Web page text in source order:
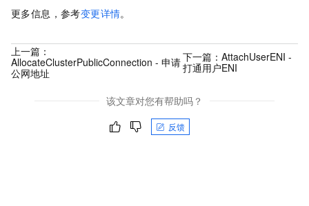
更多信息，参考变更详情。
上一篇：
AllocateClusterPublicConnection - 申请
公网地址
下一篇： AttachUserENI -
打通用户ENI
该文章对您有帮助吗？
反馈